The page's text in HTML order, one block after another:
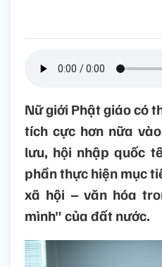
Nữ giới Phật giáo có
tích cực hơn nữa
lưu, hội nhập quốc
phần thực hiện mục
xã hội – văn hóa
mình" của đất nước.